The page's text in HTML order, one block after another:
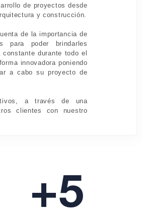
de proyectos desde
y construcción.
de la importancia de
para poder brindarles
durante todo el
innovadora poniendo
a cabo su proyecto de
a través de una
clientes con nuestro
+5